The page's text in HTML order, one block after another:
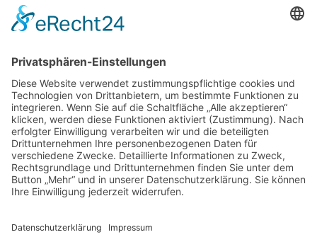
Wie gut, dass ich schon am Vortag das
Wohnzimmer und den Wintergarten österlich
herausgeputzt habe.